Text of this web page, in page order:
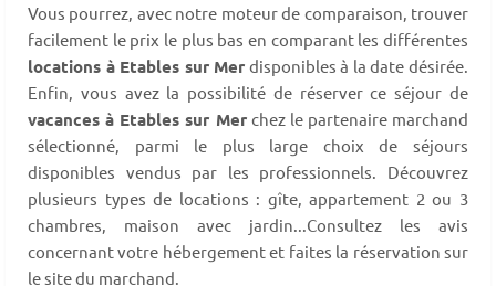
Vous pourrez, avec notre moteur de comparaison, trouver
facilement le prix le plus bas en comparant les différentes
locations à Etables sur Mer disponibles à la date désirée.
Enfin, vous avez la possibilité de réserver ce séjour de
vacances à Etables sur Merchez le partenaire marchand
sélectionné, parmi le plus large choix de séjours
disponibles vendus par les professionnels. Découvrez
plusieurs types de locations : gîte, appartement 2 ou 3
chambres, maison avec jardin...Consultez les avis
concernant votre hébergement et faites la réservation sur
le site du marchand.